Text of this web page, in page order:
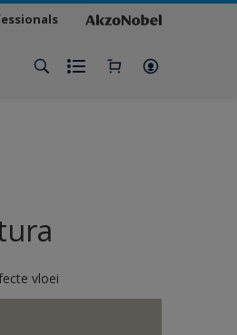
vloei